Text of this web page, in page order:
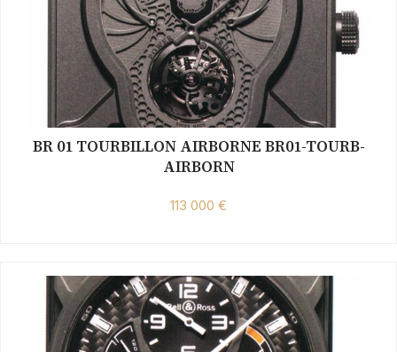
BR 01 TOURBILLON AIRBORNE BR01-TOURB-
AIRBORN
113 000 €